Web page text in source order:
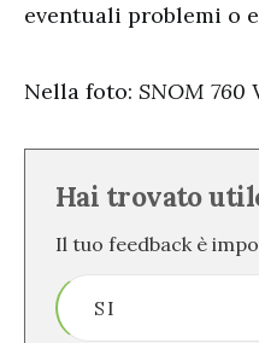
eventuali problemi o
Nella foto: SNOM 760
Hai trovato
Il tuo feedback è
SI